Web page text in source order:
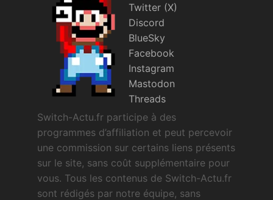
Twitter (X)
Discord
BlueSky
Facebook
Instagram
Mastodon
Threads
Switch-Actu.fr participe à des
programmes d’affiliation et peut percevoir
une commission sur certains liens présents
sur le site, sans coût supplémentaire pour
vous. Tous les contenus de Switch-Actu.fr
sont rédigés par notre équipe, sans